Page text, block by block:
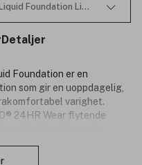
Foundation Light 25 Cool
Detaljer
Foundation er en
som gir en uoppdagelig,
varighet.
24HR Wear flytende
dekning som holder